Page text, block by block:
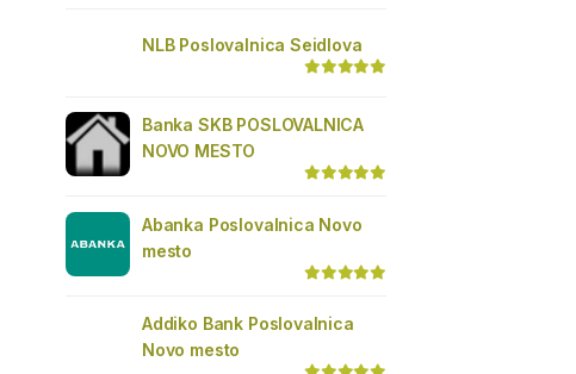
NLB Poslovalnica Seidlova
Banka SKB POSLOVALNICA
NOVO MESTO
Abanka Poslovalnica Novo
mesto
Addiko Bank Poslovalnica
Novo mesto